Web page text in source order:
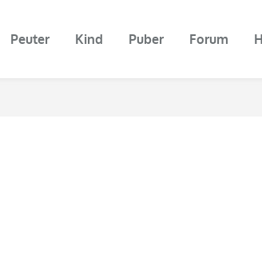
Peuter Kind Puber Forum